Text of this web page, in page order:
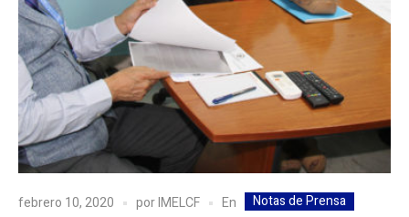
febrero 10, 2020 porIMELCF En Notas de Prensa